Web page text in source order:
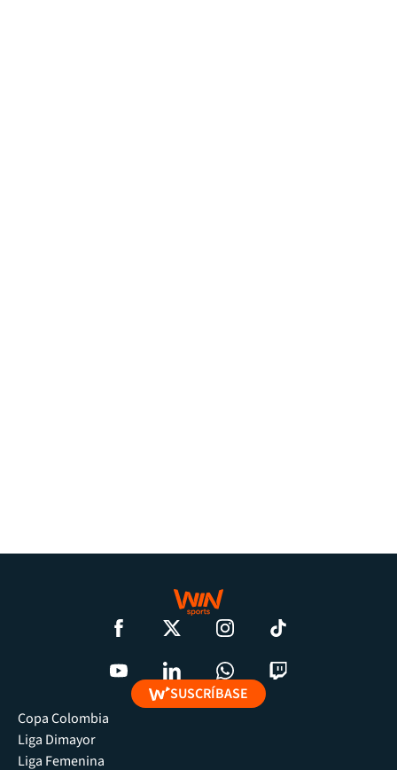
SUSCRÍBASE
Copa Colombia
Liga Dimayor
Liga Femenina